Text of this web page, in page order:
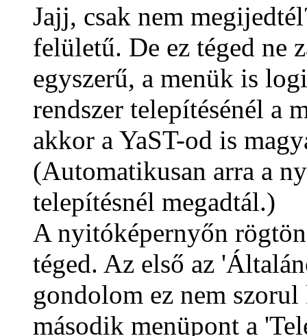
Jajj, csak nem
felületű. De ez téged ne
egyszerű, a menük is
rendszer telepítésénél a
akkor a YaST-od is
(Automatikusan arra a
telepítésnél megadtál.)
A nyitóképernyőn
téged. Az első az
gondolom ez nem
második menüpont a